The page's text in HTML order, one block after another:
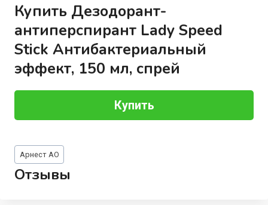
Купить Дезодорант-
антиперспирант Lady Speed
Stick Антибактериальный
эффект, 150 мл, спрей
Купить
Метки
записи:
Арнест АО
Отзывы